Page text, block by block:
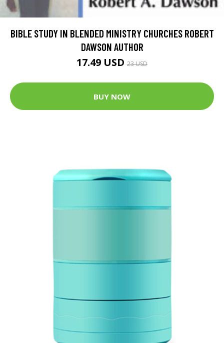
BIBLE STUDY IN BLENDED MINISTRY CHURCHES ROBERT
DAWSON AUTHOR
17.49 USD 23 USD
BUY NOW